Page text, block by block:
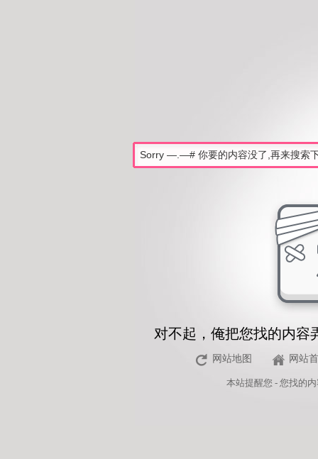
对不起，俺把您找的内容
网站地图 网站
本站提醒您 - 您找的